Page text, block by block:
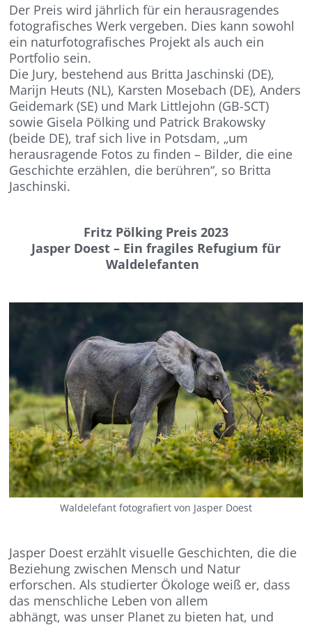
Der Preis wird jährlich für ein herausragendes
fotografisches Werk vergeben. Dies kann sowohl
ein naturfotografisches Projekt als auch ein
Portfolio sein.
Die Jury, bestehend aus Britta Jaschinski (DE),
Marijn Heuts (NL), Karsten Mosebach (DE), Anders
Geidemark (SE) und Mark Littlejohn (GB-SCT)
sowie Gisela Pölking und Patrick Brakowsky
(beide DE), traf sich live in Potsdam, „um
herausragende Fotos zu finden – Bilder, die eine
Geschichte erzählen, die berühren“, so Britta
Jaschinski.
Fritz Pölking Preis 2023
Jasper Doest – Ein fragiles Refugium für
Waldelefanten
Waldelefant fotografiert von Jasper Doest
Jasper Doest erzählt visuelle Geschichten, die die
Beziehung zwischen Mensch und Natur
erforschen. Als studierter Ökologe weiß er, dass
das menschliche Leben von allem
abhängt, was unser Planet zu bieten hat, und